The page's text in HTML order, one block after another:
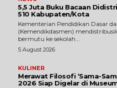
5,5 Juta Buku Bacaan
510 Kabupaten/Kota
Kementerian Pendidikan Dasar
(Kemendikdasmen)
bermutu ke sekolah...
5 August 2026
KULINER
Merawat Filosofi ‘Sama-
2026 Siap Digelar di